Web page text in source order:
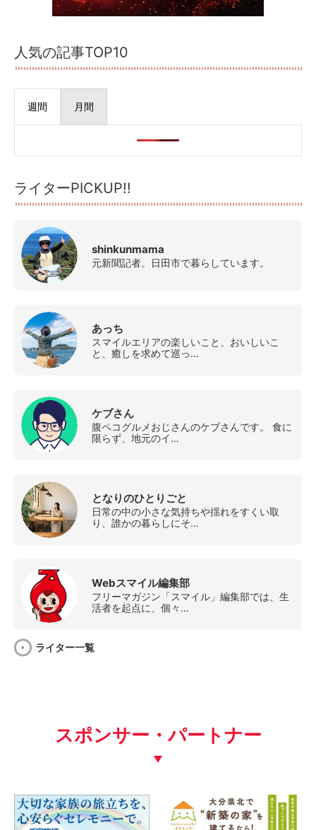
人気の記事TOP10
週間 月間
ライターPICKUP!!
shinkunmama
元新聞記者。日田市で暮らしています。
あっち
スマイルエリアの楽しいこと、おいしいこ
と、癒しを求めて巡っ…
ケブさん
腹ペコグルメおじさんのケブさんです。 食に
限らず、地元のイ…
となりのひとりごと
日常の中の小さな気持ちや揺れをすくい取
り、誰かの暮らしにそ…
Webスマイル編集部
フリーマガジン「スマイル」編集部では、生
活者を起点に、個々…
ライター一覧
スポンサー・パートナー